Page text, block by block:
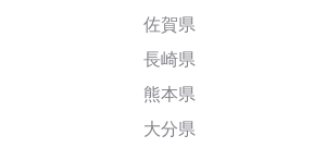
佐賀県
長崎県
熊本県
大分県